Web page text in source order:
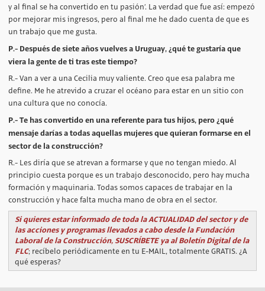
y al final se ha convertido en tu pasión’. La verdad que fue así: empezó
por mejorar mis ingresos, pero al final me he dado cuenta de que es
un trabajo que me gusta.
P.- Después de siete años vuelves a Uruguay, ¿qué te gustaría que
viera la gente de ti tras este tiempo?
R.- Van a ver a una Cecilia muy valiente. Creo que esa palabra me
define. Me he atrevido a cruzar el océano para estar en un sitio con
una cultura que no conocía.
P.- Te has convertido en una referente para tus hijos, pero ¿qué
mensaje darías a todas aquellas mujeres que quieran formarse en el
sector de la construcción?
R.- Les diría que se atrevan a formarse y que no tengan miedo. Al
principio cuesta porque es un trabajo desconocido, pero hay mucha
formación y maquinaria. Todas somos capaces de trabajar en la
construcción y hace falta mucha mano de obra en el sector.
Si quieres estar informado de toda la ACTUALIDAD del sector y de
las acciones y programas llevados a cabo desde la Fundación
Laboral de la Construcción, SUSCRÍBETE ya al Boletín Digital de la
FLC; recíbelo periódicamente en tu E-MAIL, totalmente GRATIS. ¿A
qué esperas?